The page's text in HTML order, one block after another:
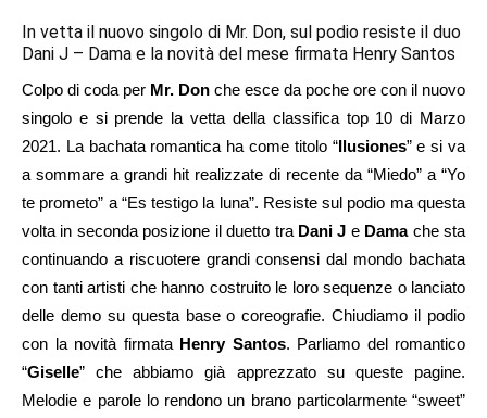
In vetta il nuovo singolo di Mr. Don, sul podio resiste il duo
Dani J – Dama e la novità del mese firmata Henry Santos
Colpo di coda per Mr. Don che esce da poche ore con il nuovo
singolo e si prende la vetta della classifica top 10 di Marzo
2021. La bachata romantica ha come titolo “Ilusiones” e si va
a sommare a grandi hit realizzate di recente da “Miedo” a “Yo
te prometo” a “Es testigo la luna”. Resiste sul podio ma questa
volta in seconda posizione il duetto tra Dani J e Damache sta
continuando a riscuotere grandi consensi dal mondo bachata
con tanti artisti che hanno costruito le loro sequenze o lanciato
delle demo su questa base o coreografie. Chiudiamo il podio
con la novità firmataHenry Santos. Parliamo del romantico
“Giselle” che abbiamo già apprezzato su queste pagine.
Melodie e parole lo rendono un brano particolarmente “sweet”